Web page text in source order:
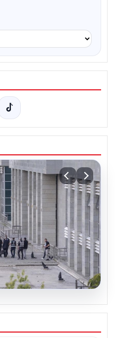
Geniş
Başkan